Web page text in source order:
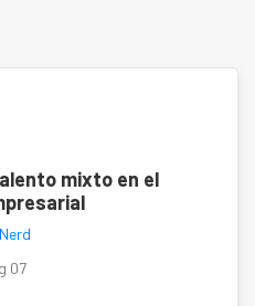
mixto en el
07